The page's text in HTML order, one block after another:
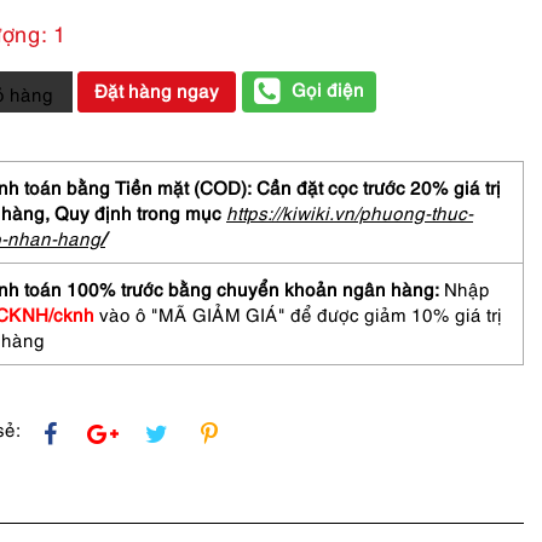
1
hàng Đặt hàng ngay Gọi điện
toán bằng Tiền mặt (COD): Cần đặt cọc trước 20% giá trị
Quy định trong mục https://kiwiki.vn/phuong-thuc-
nhan-hang/
toán 100% trước bằng chuyển khoản ngân hàng: Nhập
cknh vào ô "MÃ GIẢM GIÁ" để được giảm 10% giá trị